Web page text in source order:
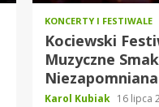
KONCERTY I FESTIWALE
Kociewski
Muzyczne
Karol Kubiak 16 lipca